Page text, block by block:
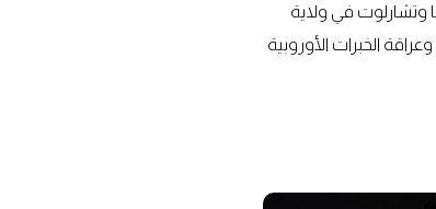
وتشارلوت في ولاية
الخبرات الأوروبية